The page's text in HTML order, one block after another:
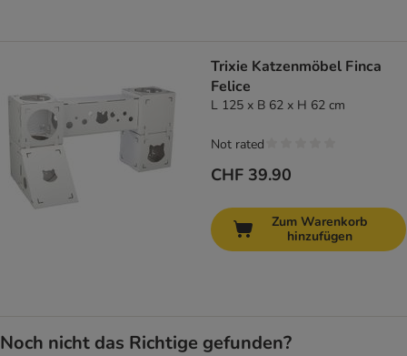
Trixie Katzenmöbel Finca
Felice
L 125 x B 62 x H 62 cm
CHF 39.90
Not rated
Zum Warenkorb
hinzufügen
Noch nicht das Richtige gefunden?